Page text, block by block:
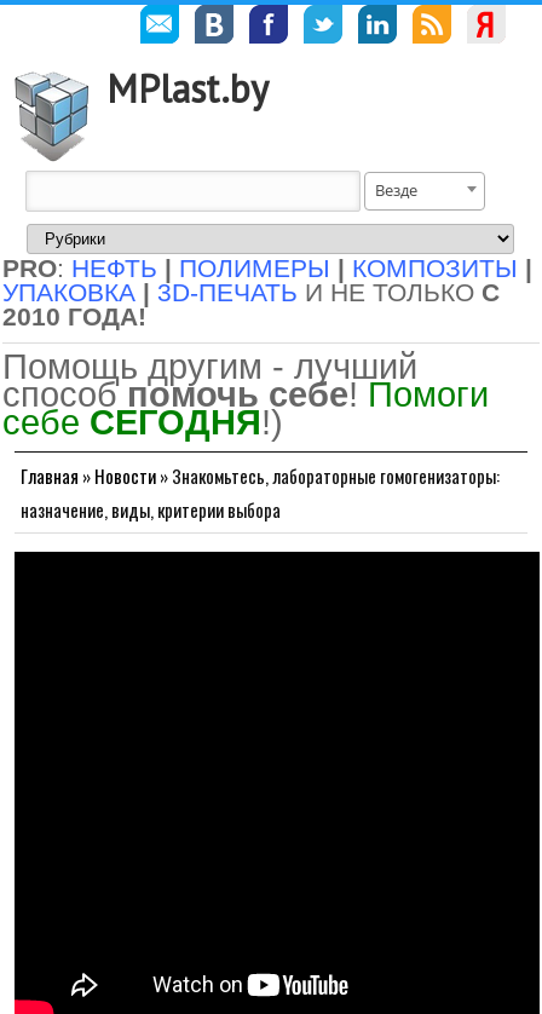
MPlast.by
Везде
PRO: НЕФТЬ | ПОЛИМЕРЫ | КОМПОЗИТЫ |
УПАКОВКА | 3D-ПЕЧАТЬ И НЕ ТОЛЬКО С
2010 ГОДА!
Помощь другим - лучший
способ помочь себе! Помоги
себе СЕГОДНЯ!)
Главная »Новости»Знакомьтесь, лабораторные гомогенизаторы:
назначение, виды, критерии выбора